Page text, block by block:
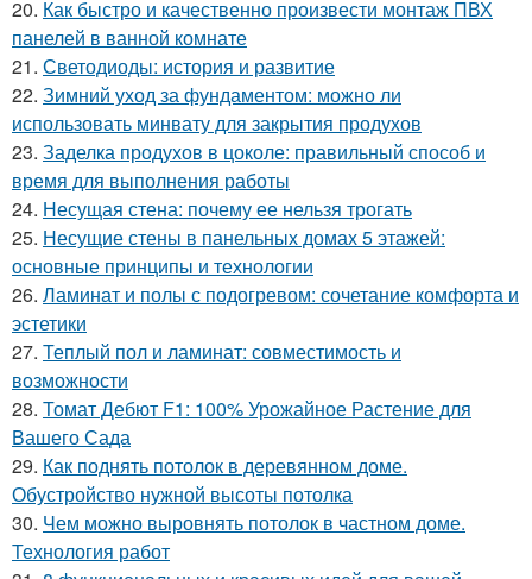
20. Как быстро и качественно произвести монтаж ПВХ
панелей в ванной комнате
21. Светодиоды: история и развитие
22. Зимний уход за фундаментом: можно ли
использовать минвату для закрытия продухов
23. Заделка продухов в цоколе: правильный способ и
время для выполнения работы
24. Несущая стена: почему ее нельзя трогать
25. Несущие стены в панельных домах 5 этажей:
основные принципы и технологии
26. Ламинат и полы с подогревом: сочетание комфорта и
эстетики
27. Теплый пол и ламинат: совместимость и
возможности
28. Томат Дебют F1: 100% Урожайное Растение для
Вашего Сада
29. Как поднять потолок в деревянном доме.
Обустройство нужной высоты потолка
30. Чем можно выровнять потолок в частном доме.
Технология работ